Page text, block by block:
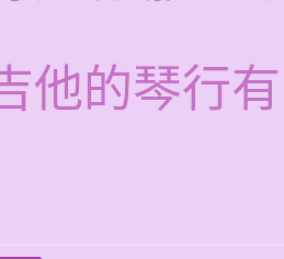
他的琴行